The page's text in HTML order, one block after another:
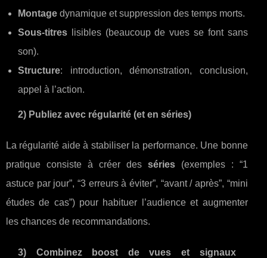
Montage dynamique et suppression des temps morts.
Sous-titres lisibles (beaucoup de vues se font sans
son).
Structure: introduction, démonstration, conclusion,
appel à l’action.
2) Publiez avec régularité (et en séries)
La régularité aide à stabiliser la performance. Une bonne
pratique consiste à créer des séries(exemples : “1
astuce par jour”, “3 erreurs à éviter”, “avant / après”, “mini
études de cas”) pour habituer l’audience et augmenter
les chances de recommandations.
3) Combinez boost de vues et signaux